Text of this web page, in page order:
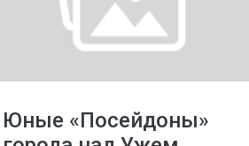
Юные «Посейдоны»